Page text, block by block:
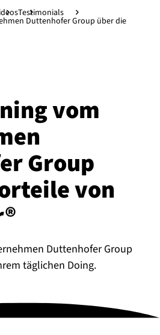
↓ Testimonials
Duttenhofer Group über die
vom
Group
von
Duttenhofer Group
täglichen Doing.